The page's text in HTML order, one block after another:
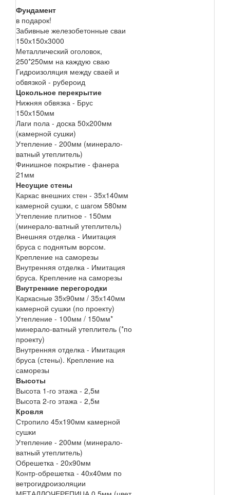
Фундамент
в подарок!
Забивные железобетонные сваи
150х150х3000
Металлический оголовок,
250*250мм на каждую сваю
Гидроизоляция между сваей и
обвязкой - рубероид
Цокольное перекрытие
Нижняя обвязка - Брус
150х150мм
Лаги пола - доска 50х200мм
(камерной сушки)
Утепление - 200мм (минерало-
ватный утеплитель)
Финишное покрытие - фанера
21мм
Несущие стены
Каркас внешних стен - 35х140мм
камерной сушки, с шагом 580мм
Утепление плитное - 150мм
(минерало-ватный утеплитель)
Внешняя отделка - Имитация
бруса с поднятым ворсом.
Крепление на саморезы
Внутренняя отделка - Имитация
бруса. Крепление на саморезы
Внутренние перегородки
Каркасные 35х90мм / 35х140мм
камерной сушки (по проекту)
Утепление - 100мм / 150мм*
минерало-ватный утеплитель (*по
проекту)
Внутренняя отделка - Имитация
бруса (стены). Крепление на
саморезы
Высоты
Высота 1-го этажа - 2,5м
Высота 2-го этажа - 2,5м
Кровля
Стропило 45х190мм камерной
сушки
Утепление - 200мм (минерало-
ватный утеплитель)
Обрешетка - 20х90мм
Контр-обрешетка - 40х40мм по
ветрогидроизоляции